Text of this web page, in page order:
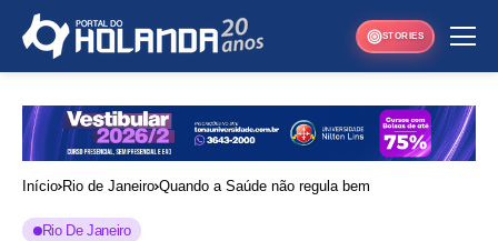
STORIES
Início Rio de Janeiro Quando a Saúde não regula bem
Rio De Janeiro